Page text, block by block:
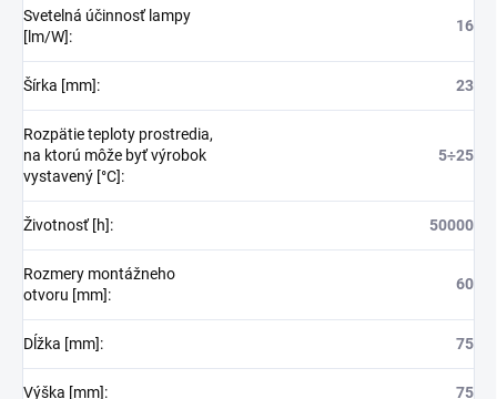
Svetelná účinnosť lampy
[lm/W]:
16
Šírka [mm]: 23
Rozpätie teploty prostredia,
na ktorú môže byť výrobok
vystavený [°C]:
5÷25
Životnosť [h]: 50000
Rozmery montážneho
otvoru [mm]:
60
Dĺžka [mm]: 75
Výška [mm]: 75